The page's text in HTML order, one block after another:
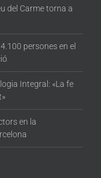
del Carme torna a
persones en el
Integral: «La fe
en la